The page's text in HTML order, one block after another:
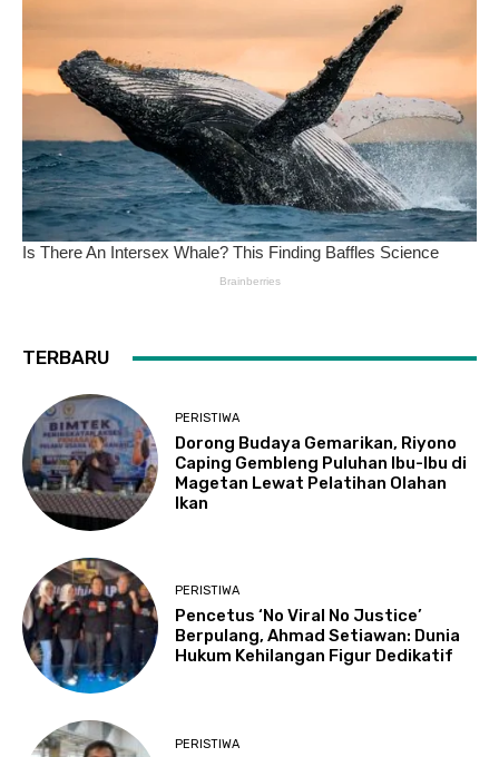
TERBARU
PERISTIWA
Dorong Budaya Gemarikan, Riyono
Caping Gembleng Puluhan Ibu-Ibu di
Magetan Lewat Pelatihan Olahan
Ikan
PERISTIWA
Pencetus ‘No Viral No Justice’
Berpulang, Ahmad Setiawan: Dunia
Hukum Kehilangan Figur Dedikatif
PERISTIWA